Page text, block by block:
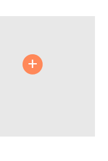
+
věšák V22
34 536CZK